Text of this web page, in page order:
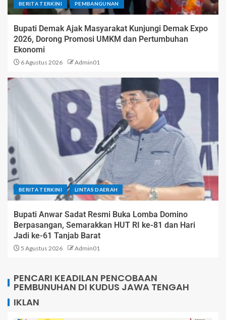
BERITA TERKINI PEMBANGUNAN
Bupati Demak Ajak Masyarakat Kunjungi Demak Expo
2026, Dorong Promosi UMKM dan Pertumbuhan
Ekonomi
6 Agustus 2026 Admin01
BERITA TERKINI LINTAS DAERAH
Bupati Anwar Sadat Resmi Buka Lomba Domino
Berpasangan, Semarakkan HUT RI ke-81 dan Hari
Jadi ke-61 Tanjab Barat
5 Agustus 2026 Admin01
PENCARI KEADILAN PENCOBAAN
PEMBUNUHAN DI KUDUS JAWA TENGAH
IKLAN